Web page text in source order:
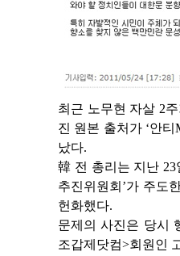
최근 노무현 자살 2
진 원본 출처가 ‘안
났다.
韓 전 총리는 지난
추진위원회’가 주도
헌화했다.
문제의 사진은 당시
조갑제닷컴>회원인